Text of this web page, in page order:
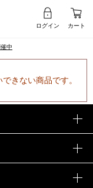
ログイン カート
中
きない商品です。